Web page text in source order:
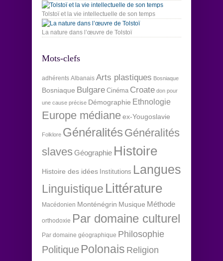
Tolstoï et la vie intellectuelle de son temps
La nature dans l’œuvre de Tolstoï
Mots-clefs
adhérents Albanais Arts plastiques Bosniaque
Bosniaque Bulgare Cinéma Croate don pour
une cause précise Démographie Ethnologie
Europe médianeex-Yougoslavie
Folklore Généralités Généralités
slaves Géographie Histoire
Histoire des idées Institutions Langues
Linguistique Littérature
Macédonien Monténégrin Musique Méthode
orthodoxie Par domaine culturel
Par domaine géographique Philosophie
Politique Polonais Religion